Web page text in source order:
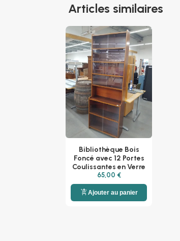
Articles similaires
Bibliothèque Bois
Foncé avec 12 Portes
Coulissantes en Verre
65,00 €
add_shopping_cartAjouter au panier